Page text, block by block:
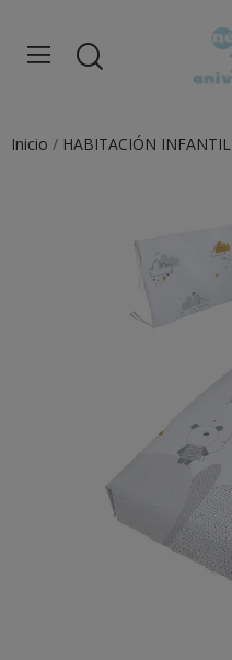
Inicio HABITACIÓN INFANTIL